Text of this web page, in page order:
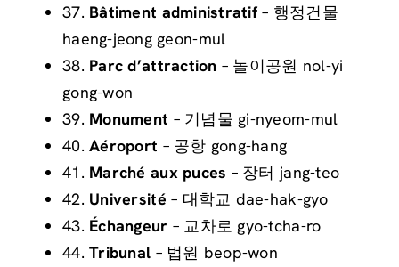
37. Bâtiment administratif– 행정건물
haeng-jeong geon-mul
38. Parc d’attraction – 놀이공원 nol-yi
gong-won
39. Monument – 기념물 gi-nyeom-mul
40.Aéroport – 공항 gong-hang
41. Marché aux puces – 장터 jang-teo
42. Université – 대학교 dae-hak-gyo
43. Échangeur – 교차로 gyo-tcha-ro
44.Tribunal – 법원 beop-won